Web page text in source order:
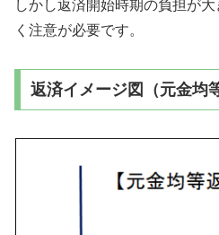
しかし返済開始時期の負担が
く注意が必要です。
返済イメージ図（元金均